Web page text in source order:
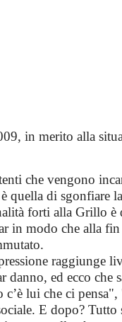
in merito alla
che vengono
quella di sgonfiare
forti alla Grillo
in modo che alla
raggiunge
danno, ed ecco che
c’è lui che ci
E dopo? Tutto